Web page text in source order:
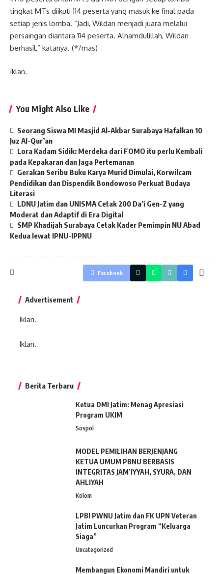
tingkat MTs diikuti 114 peserta yang masuk ke final pada
setiap jenis lomba. “Jadi, Wildan menjadi juara melalui
persaingan diantara 114 peserta. Alhamdulillah, Wildan
berhasil,” katanya. (*/mas)
Iklan.
You Might Also Like
Seorang Siswa MI Masjid Al-Akbar Surabaya Hafalkan 10
Juz Al-Qur’an
Lora Kadam Sidik: Merdeka dari FOMO itu perlu Kembali
pada Kepakaran dan Jaga Pertemanan
Gerakan Seribu Buku Karya Murid Dimulai, Korwilcam
Pendidikan dan Dispendik Bondowoso Perkuat Budaya
Literasi
LDNU Jatim dan UNISMA Cetak 200 Da’i Gen-Z yang
Moderat dan Adaptif di Era Digital
SMP Khadijah Surabaya Cetak Kader Pemimpin NU Abad
Kedua lewat IPNU-IPPNU
Facebook
Advertisement
Iklan.
Iklan.
Berita Terbaru
Ketua DMI Jatim: Menag Apresiasi
Program UKIM
Sospol
MODEL PEMILIHAN BERJENJANG
KETUA UMUM PBNU BERBASIS
INTEGRITAS JAM’IYYAH, SYURA, DAN
AHLIYAH
Kolom
LPBI PWNU Jatim dan FK UPN Veteran
Jatim Luncurkan Program “Keluarga
Siaga”
Uncategorized
Membangun Ekonomi Mandiri untuk